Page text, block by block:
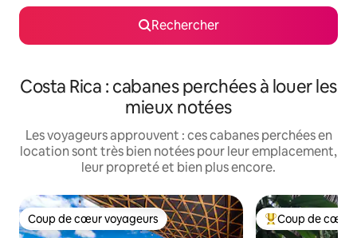
Rechercher
Costa Rica : cabanes perchées à louer les
mieux notées
Les voyageurs approuvent : ces cabanes perchées en
location sont très bien notées pour leur emplacement,
leur propreté et bien plus encore.
Coup de cœur voyageurs
Coup de cœur voyageurs Coups de cœur
Coup de cœur